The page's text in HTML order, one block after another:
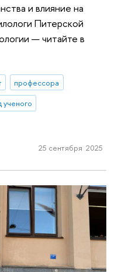
и влияние на
Питерской
— читайте в
профессора
ученого
25 сентября 2025